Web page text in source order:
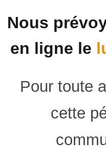
Nous
en ligne le
Pour toute
cette